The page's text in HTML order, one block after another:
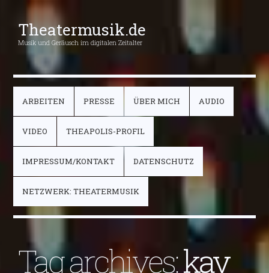
Theatermusik.de
Musik und Geräusch im digitalen Zeitalter
ARBEITEN PRESSE ÜBER MICH AUDIO
VIDEO THEAPOLIS-PROFIL
IMPRESSUM/KONTAKT DATENSCHUTZ
NETZWERK: THEATERMUSIK
Tag archives:kay